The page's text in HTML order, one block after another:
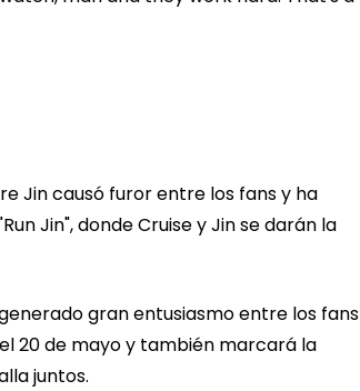
Jin causó furor entre los fans y ha
Jin", donde Cruise y Jin se darán la
gran entusiasmo entre los fans
20 de mayo y también marcará la
juntos.